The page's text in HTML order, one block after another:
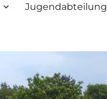
Jugendabteilung